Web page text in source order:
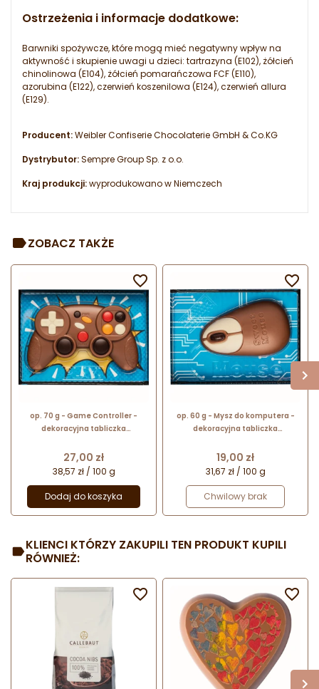
Ostrzeżenia i informacje dodatkowe:
Barwniki spożywcze, które mogą mieć negatywny wpływ na
aktywność i skupienie uwagi u dzieci: tartrazyna (E102), żółcień
chinolinowa (E104), żółcień pomarańczowa FCF (E110),
azorubina (E122), czerwień koszenilowa (E124), czerwień allura
(E129).
Producent:Weibler Confiserie Chocolaterie GmbH & Co.KG
Dystrybutor:Sempre Group Sp. z o.o.
Kraj produkcji:wyprodukowano w Niemczech
ZOBACZ TAKŻE
op. 70 g - Game Controller -
dekoracyjna tabliczka
w pudełku
Cena
27,00 zł
38,57 zł / 100 g
Dodaj do koszyka

op. 60 g - Mysz do komputera -
dekoracyjna tabliczka
w pudełku
Cena
19,00 zł
31,67 zł / 100 g
Chwilowy brak

KLIENCI KTÓRZY ZAKUPILI TEN PRODUKT KUPILI
RÓWNIEŻ:
 